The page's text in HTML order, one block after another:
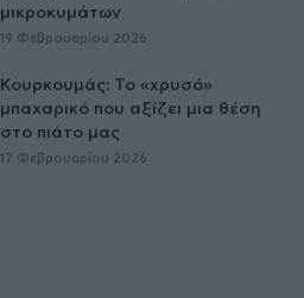
μικροκυμάτων
19 Φεβρουαρίου 2026
Κουρκουμάς: Το «χρυσό»
μπαχαρικό που αξίζει μια θέση
στο πιάτο μας
17 Φεβρουαρίου 2026